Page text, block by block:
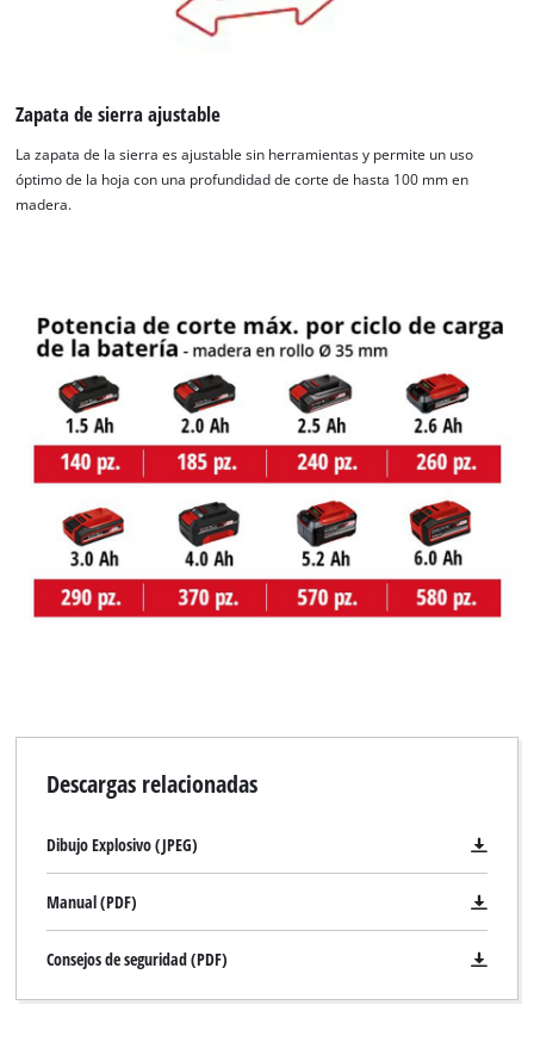
Zapata de sierra ajustable
La zapata de la sierra es ajustable sin herramientas y permite un uso
óptimo de la hoja con una profundidad de corte de hasta 100 mm en
madera.
Descargas relacionadas
Dibujo Explosivo (JPEG)
Manual (PDF)
Consejos de seguridad (PDF)